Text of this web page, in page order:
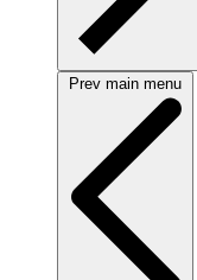
Prev main menu